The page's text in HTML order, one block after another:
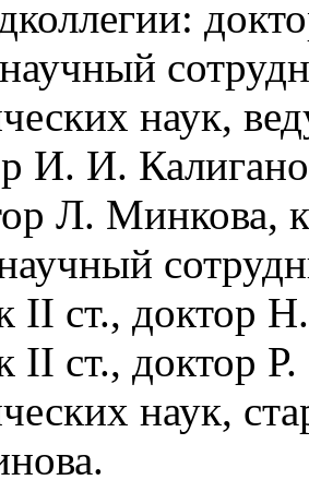
наук,
И. И.
Л. Минкова,
II ст., доктор
II ст., доктор
наук,